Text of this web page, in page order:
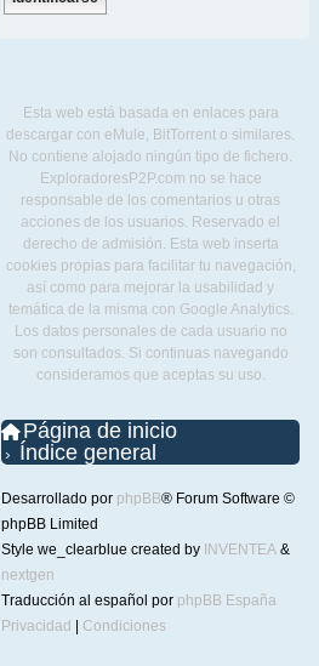
Esta web está basada en enlaces para
descargar con eMule, BitTorrent o similares.
No contiene alojado ningún tipo de fichero.
ExploradoresP2P.com no se hace
responsable de los comentarios u otras
acciones de los usuarios. Reservado el
derecho de admisión. Esta web inserta
cookies propias para facilitar tu navegación,
así como para mejorar la usabilidad y
temática de la misma con Google Analytics.
Los datos personales de cada usuario no
son consultados. Si continuas navegando
consideramos que aceptas su uso.
Página de inicio
Índice general
Desarrollado por phpBB® Forum Software ©
phpBB Limited
Style we_clearblue created by INVENTEA &
nextgen
Traducción al español por phpBB España
Privacidad
Condiciones